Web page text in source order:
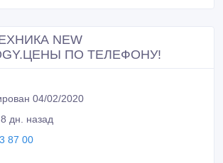
NEW
ПО ТЕЛЕФОНУ!
04/02/2020
дн. назад
87 00